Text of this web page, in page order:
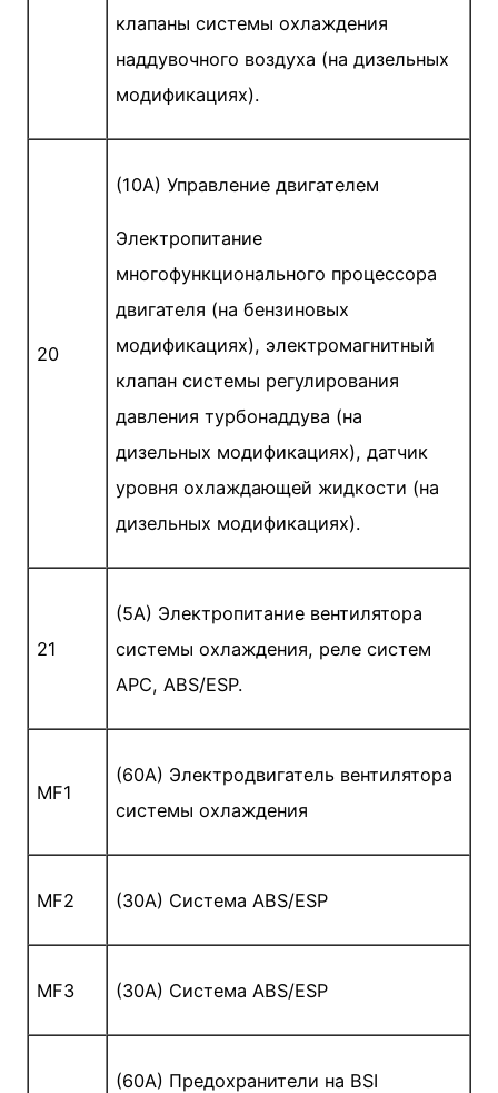
клапаны системы охлаждения
наддувочного воздуха (на дизельных
модификациях).
20
(10A) Управление двигателем
Электропитание
многофункционального процессора
двигателя (на бензиновых
модификациях), электромагнитный
клапан системы регулирования
давления турбонаддува (на
дизельных модификациях), датчик
уровня охлаждающей жидкости (на
дизельных модификациях).
21
(5A) Электропитание вентилятора
системы охлаждения, реле систем
АРС, ABS/ESP.
MF1
(60A) Электродвигатель вентилятора
системы охлаждения
MF2 (30A) Система ABS/ESP
MF3 (30A) Система ABS/ESP
(60A) Предохранители на BSI